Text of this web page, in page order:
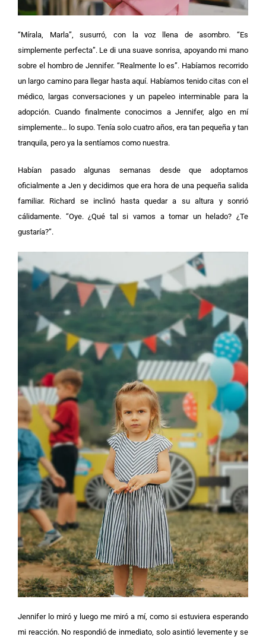
“Mírala, Marla”, susurró, con la voz llena de asombro. “Es
simplemente perfecta”. Le di una suave sonrisa, apoyando mi mano
sobre el hombro de Jennifer. “Realmente lo es”. Habíamos recorrido
un largo camino para llegar hasta aquí. Habíamos tenido citas con el
médico, largas conversaciones y un papeleo interminable para la
adopción. Cuando finalmente conocimos a Jennifer, algo en mí
simplemente… lo supo. Tenía solo cuatro años, era tan pequeña y tan
tranquila, pero ya la sentíamos como nuestra.
Habían pasado algunas semanas desde que adoptamos
oficialmente a Jen y decidimos que era hora de una pequeña salida
familiar. Richard se inclinó hasta quedar a su altura y sonrió
cálidamente. “Oye. ¿Qué tal si vamos a tomar un helado? ¿Te
gustaría?”.
Jennifer lo miró y luego me miró a mí, como si estuviera esperando
mi reacción. No respondió de inmediato, solo asintió levemente y se